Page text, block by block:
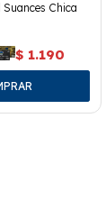
Chica
$ 1.190